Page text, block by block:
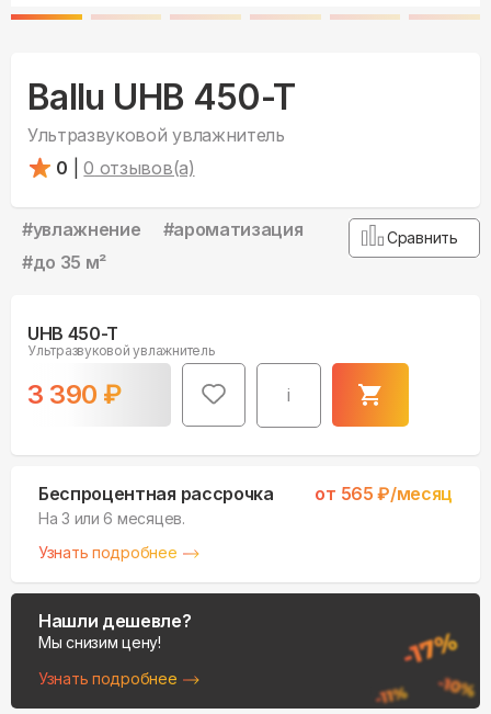
Ballu UHB 450-T
Ультразвуковой увлажнитель
0
0 отзывов(а)
#увлажнение #ароматизация
#до 35 м²
Сравнить
UHB 450-T
Ультразвуковой увлажнитель
3 390 ₽ i
Беспроцентная рассрочка от 565 ₽/месяц
На 3 или 6 месяцев.
Узнать подробнее
Нашли дешевле?
Мы снизим цену!
Узнать подробнее